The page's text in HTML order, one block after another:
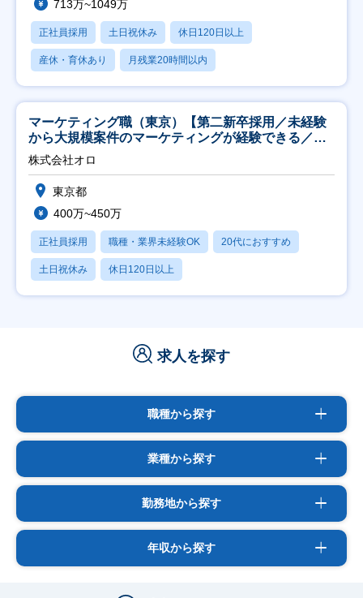
713万~1049万
正社員採用 土日祝休み 休日120日以上
産休・育休あり 月残業20時間以内
マーケティング職（東京）【第二新卒採用／未経験
から大規模案件のマーケティングが経験できる／研
修充実】
株式会社オロ
東京都
400万~450万
正社員採用 職種・業界未経験OK 20代におすすめ
土日祝休み 休日120日以上
求人を探す
職種から探す
業種から探す
勤務地から探す
年収から探す